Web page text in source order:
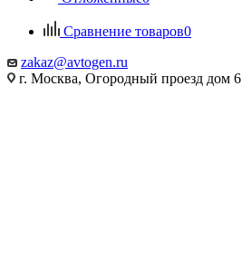
Сравнение товаров0
zakaz@avtogen.ru
г. Москва, Огородный проезд дом 6